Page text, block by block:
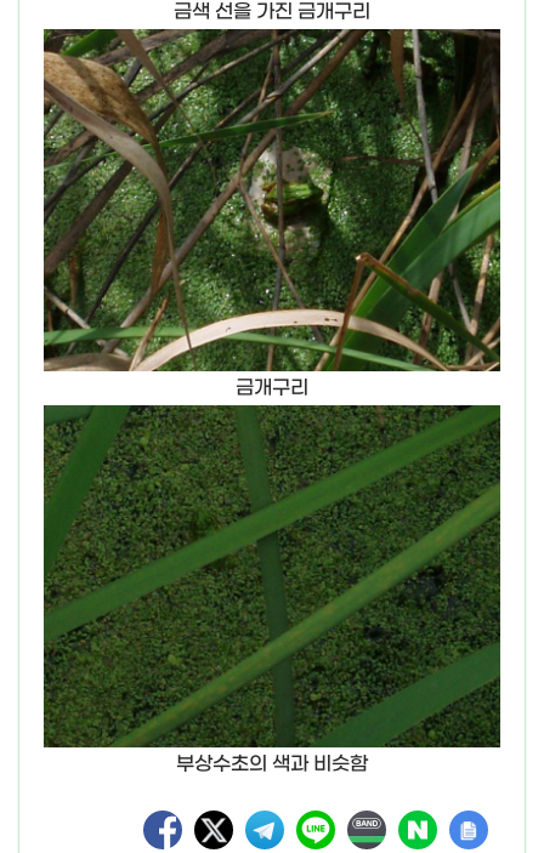
금색 선을 가진 금개구리
금개구리
부상수초의 색과 비슷함